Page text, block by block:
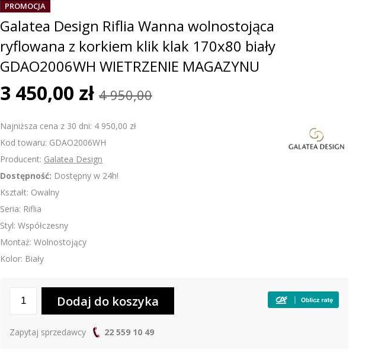
PROMOCJA
Galatea Design Riflia Wanna wolnostojąca
ryflowana z korkiem klik klak 170x80 biały
GDAO2006WH WIETRZENIE MAGAZYNU
3 450,00 zł 4 950,00
Najniższa cena z 30 dni: 4 950,00 zł
Kod towaru: GDAO2006WH
Producent: Galatea Design
Dostępność: Dostępny w 24h!
Kształt: Owalny
Seria: Riflia
Styl: Współczesny
Montaż: Wolnostojący
Kolor: Biały
Zapytaj sprzedawcy 22 559 10 49